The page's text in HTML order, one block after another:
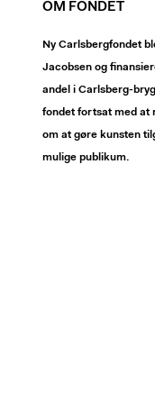
OM FONDET
Ny Carlsbergfondet
Jacobsen og
andel i Carlsberg-
fondet fortsat med at
om at gøre kunsten
mulige publikum.